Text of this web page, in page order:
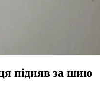
підняв за шию